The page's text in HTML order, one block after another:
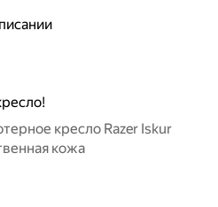
кресло Razer Iskur
кожа